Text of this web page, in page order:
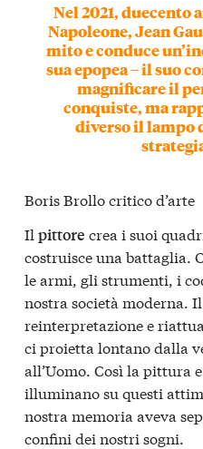
Nel 2021, duecento
Napoleone, Jean
mito e conduce
sua epopea– il suo
magnificare il
conquiste, ma
diverso il lampo
Boris Brollo critico d’arte
Il pittore crea i suoi
costruisce una battaglia.
le armi, gli strumenti, i
nostra società moderna.
reinterpretazione e
ci proietta lontano dalla
all’Uomo. Così la pittura
illuminano su questi
nostra memoria aveva
confini dei nostri sogni.